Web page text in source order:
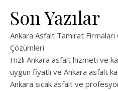
Son Yazılar
Ankara Asfalt Tamirat
Çözümleri
Hızlı Ankara asfalt hizmeti ve
uygun fiyatlı ve Ankara asfalt
Ankara sıcak asfalt ve